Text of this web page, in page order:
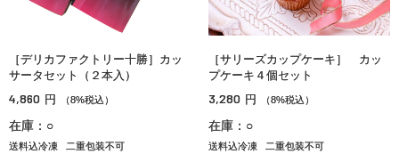
［デリカファクトリー十勝］カッ
サータセット（２本入）
4,860 円 （8%税込）
在庫：○
送料込冷凍 二重包装不可
［サリーズカップケーキ］ カッ
プケーキ４個セット
3,280 円 （8%税込）
在庫：○
送料込冷凍 二重包装不可